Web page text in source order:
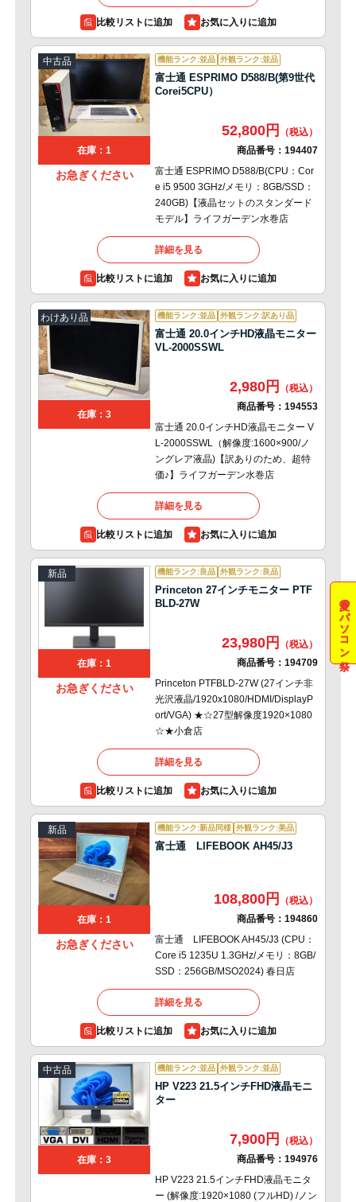
比較リストに追加
中古品
在庫：1
お急ぎください
機能ランク:並品 外観ランク:並品
富士通 ESPRIMO D588/B(第9世代
Corei5CPU）
52,800円
商品番号： 194407
富士通 ESPRIMO D588/B(CPU：Cor
e i5 9500 3GHz/メモリ：8GB/SSD：
240GB)【液晶セットのスタンダード
モデル】ライフガーデン水巻店
詳細を見る
比較リストに追加
わけあり品
在庫：3
機能ランク:並品 外観ランク:訳あり品
富士通 20.0インチHD液晶モニター
VL-2000SSWL
2,980円
商品番号： 194553
富士通 20.0インチHD液晶モニター V
L-2000SSWL（解像度:1600×900/ノ
ングレア液晶)【訳ありのため、超特
価♪】ライフガーデン水巻店
詳細を見る
比較リストに追加
新品
在庫：1
お急ぎください
機能ランク:良品 外観ランク:良品
Princeton 27インチモニター PTF
BLD-27W
23,980円
商品番号： 194709
Princeton PTFBLD-27W (27インチ非
光沢液晶/1920x1080/HDMI/DisplayP
ort/VGA) ★☆27型解像度1920×1080
☆★小倉店
詳細を見る
比較リストに追加
新品
在庫：1
お急ぎください
機能ランク:新品同様 外観ランク:美品
富士通 LIFEBOOK AH45/J3
108,800円
商品番号： 194860
富士通 LIFEBOOK AH45/J3 (CPU：
Core i5 1235U 1.3GHz/メモリ：8GB/
SSD：256GB/MSO2024) 春日店
詳細を見る
比較リストに追加
中古品
在庫：3
機能ランク:並品 外観ランク:並品
HP V223 21.5インチFHD液晶モニ
ター
7,900円
商品番号： 194976
HP V223 21.5インチFHD液晶モニタ
ー (解像度:1920×1080 (フルHD) /ノン
夏のパソコン祭